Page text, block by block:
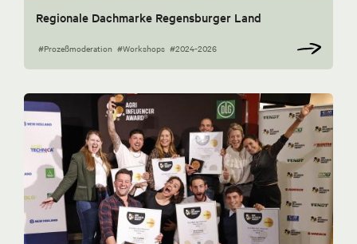
Regionale Dachmarke Regensburger Land
#Prozeßmoderation #Workshops #2024-2026